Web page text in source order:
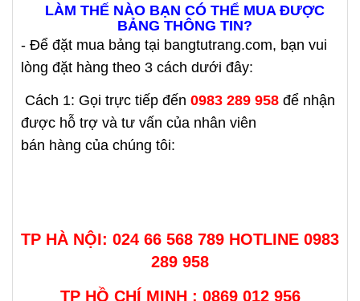
LÀM THẾ NÀO BẠN CÓ THỂ MUA ĐƯỢC
BẢNG THÔNG TIN?
- Để đặt mua bảng tại bangtutrang.com, bạn vui
lòng đặt hàng theo 3 cách dưới đây:
Cách 1: Gọi trực tiếp đến 0983 289 958 để nhận
được hỗ trợ và tư vấn của nhân viên
bán hàng của chúng tôi:
TP HÀ NỘI: 024 66 568 789 HOTLINE 0983
289 958
TP HỒ CHÍ MINH : 0869 012 956